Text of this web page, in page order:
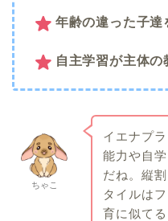
年齢の違った子達
自主学習が主体の
ちゃこ
イエナプ
能力や自
だね。縦
タイルは
育に似てる